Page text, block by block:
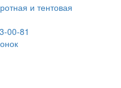
00-81